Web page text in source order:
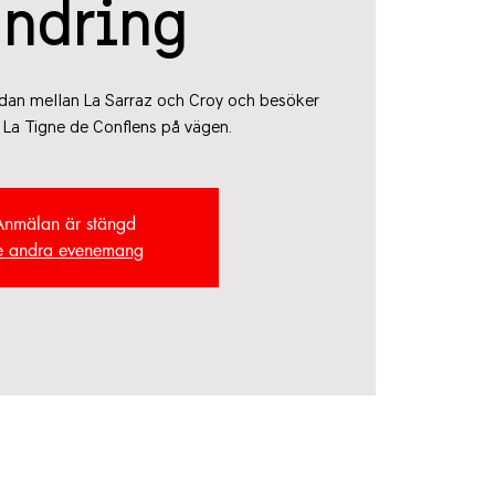
mellan La Sarraz och Croy och besöker
Tigne de Conflens på vägen.
är stängd
andra evenemang